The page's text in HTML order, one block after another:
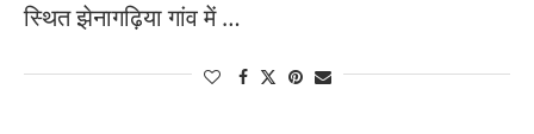
स्थित झेनागढ़िया गांव में …